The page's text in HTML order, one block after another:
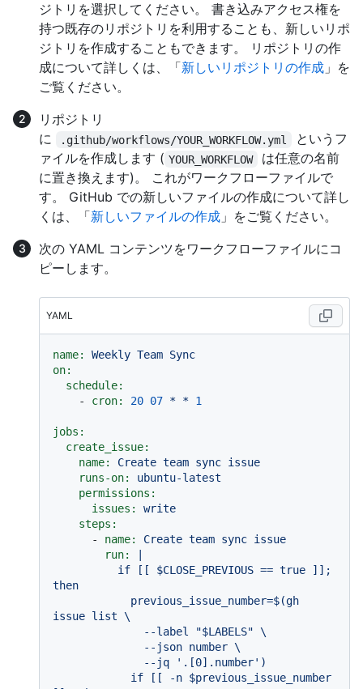
ジトリを選択してください。 書き込みアクセス権を
持つ既存のリポジトリを利用することも、新しいリポ
ジトリを作成することもできます。 リポジトリの作
成について詳しくは、「新しいリポジトリの作成 」を
ご覧ください。
リポジトリ
に
.github/workflows/YOUR_WORKFLOW.yml
というフ
ァイルを作成します ( YOUR_WORKFLOW
は任意の名前
に置き換えます)。 これがワークフローファイルで
す。 GitHub での新しいファイルの作成について詳し
くは、「新しいファイルの作成 」をご覧ください。
次の YAML コンテンツをワークフローファイルにコ
ピーします。
YAML
name: Weekly Team Sync
on:
schedule:
-
cron: 20 07 * * 1
jobs:
create_issue:
name:
Create team sync issue
runs-on:
ubuntu-latest
permissions:
issues:
write
steps:
-
name: Create team sync issue
run:
then
issue list \